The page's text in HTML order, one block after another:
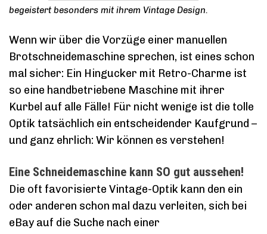
begeistert besonders mit ihrem Vintage Design.
Wenn wir über die Vorzüge einer manuellen
Brotschneidemaschine sprechen, ist eines schon
mal sicher: Ein Hingucker mit Retro-Charme ist
so eine handbetriebene Maschine mit ihrer
Kurbel auf alle Fälle! Für nicht wenige ist die tolle
Optik tatsächlich ein entscheidender Kaufgrund –
und ganz ehrlich: Wir können es verstehen!
Eine Schneidemaschine kann SO gut aussehen!
Die oft favorisierte Vintage-Optik kann den ein
oder anderen schon mal dazu verleiten, sich bei
eBay auf die Suche nach einer